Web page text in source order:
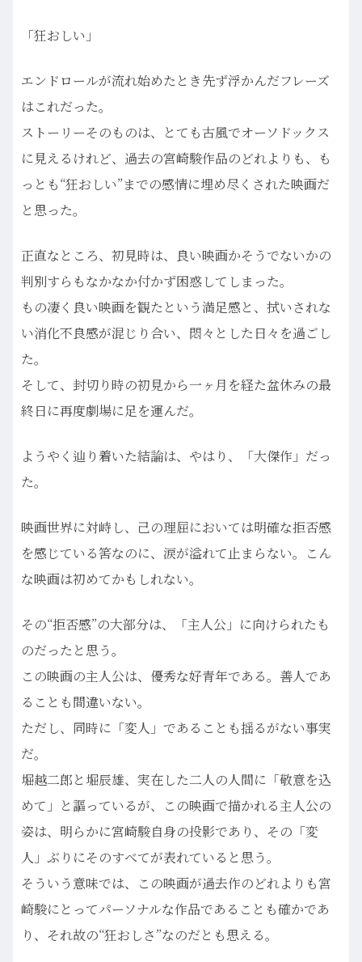
「狂おしい」
エンドロールが流れ始めたとき先ず浮かんだフレーズ
はこれだった。
ストーリーそのものは、とても古風でオーソドックス
に見えるけれど、過去の宮崎駿作品のどれよりも、も
っとも“狂おしい”までの感情に埋め尽くされた映画だ
と思った。
正直なところ、初見時は、良い映画かそうでないかの
判別すらもなかなか付かず困惑してしまった。
もの凄く良い映画を観たという満足感と、拭いされな
い消化不良感が混じり合い、悶々とした日々を過ごし
た。
そして、封切り時の初見から一ヶ月を経た盆休みの最
終日に再度劇場に足を運んだ。
ようやく辿り着いた結論は、やはり、「大傑作」だっ
た。
映画世界に対峙し、己の理屈においては明確な拒否感
を感じている筈なのに、涙が溢れて止まらない。こん
な映画は初めてかもしれない。
その“拒否感”の大部分は、「主人公」に向けられたも
のだったと思う。
この映画の主人公は、優秀な好青年である。善人であ
ることも間違いない。
ただし、同時に「変人」であることも揺るがない事実
だ。
堀越二郎と堀辰雄、実在した二人の人間に「敬意を込
めて」と謳っているが、この映画で描かれる主人公の
姿は、明らかに宮崎駿自身の投影であり、その「変
人」ぶりにそのすべてが表れていると思う。
そういう意味では、この映画が過去作のどれよりも宮
崎駿にとってパーソナルな作品であることも確かであ
り、それ故の“狂おしさ”なのだとも思える。